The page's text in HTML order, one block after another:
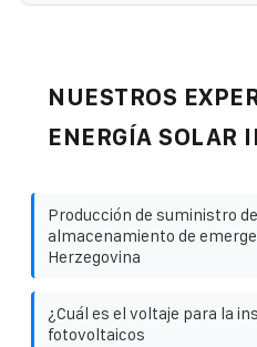
NUESTROS
ENERGÍA SOLAR
Producción de suministro
almacenamiento de
Herzegovina
¿Cuál es el voltaje para la
fotovoltaicos